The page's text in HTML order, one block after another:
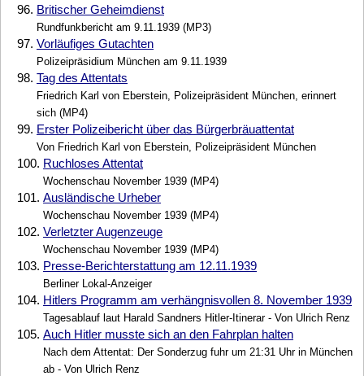
96. Britischer Geheimdienst
Rundfunkbericht am 9.11.1939 (MP3)
97. Vorläufiges Gutachten
Polizeipräsidium München am 9.11.1939
98. Tag des Attentats
Friedrich Karl von Eberstein, Polizeipräsident München, erinnert
sich (MP4)
99. Erster Polizeibericht über das Bürgerbräuattentat
Von Friedrich Karl von Eberstein, Polizeipräsident München
100. Ruchloses Attentat
Wochenschau November 1939 (MP4)
101. Ausländische Urheber
Wochenschau November 1939 (MP4)
102. Verletzter Augenzeuge
Wochenschau November 1939 (MP4)
103. Presse-Berichterstattung am 12.11.1939
Berliner Lokal-Anzeiger
104. Hitlers Programm am verhängnisvollen 8. November 1939
Tagesablauf laut Harald Sandners Hitler-Itinerar - Von Ulrich Renz
105. Auch Hitler musste sich an den Fahrplan halten
Nach dem Attentat: Der Sonderzug fuhr um 21:31 Uhr in München
ab - Von Ulrich Renz